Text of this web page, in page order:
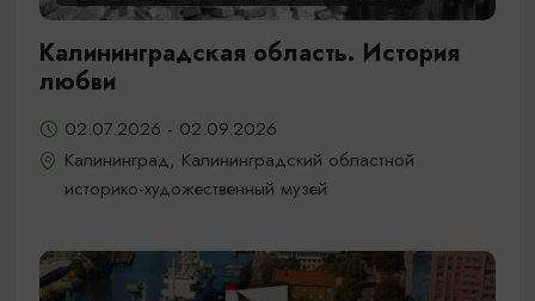
Калининградская область. История
любви
02.07.2026 - 02.09.2026
Калининград, Калининградский областной
историко-художественный музей